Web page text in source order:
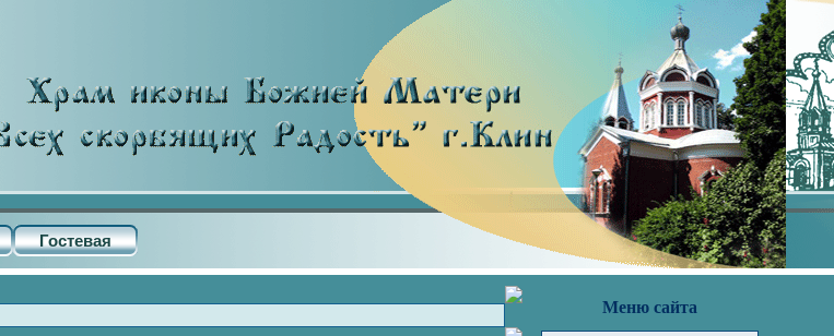
Гостевая
Меню сайта